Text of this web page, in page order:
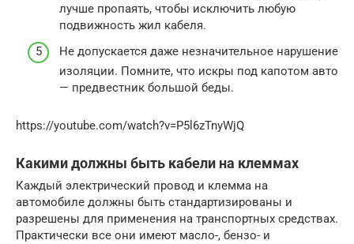
лучше пропаять, чтобы исключить любую
подвижность жил кабеля.
Не допускается даже незначительное нарушение
изоляции. Помните, что искры под капотом авто
— предвестник большой беды.
https://youtube.com/watch?v=P5l6zTnyWjQ
Какими должны быть кабели на клеммах
Каждый электрический провод и клемма на
автомобиле должны быть стандартизированы и
разрешены для применения на транспортных средствах.
Практически все они имеют масло-, бензо- и